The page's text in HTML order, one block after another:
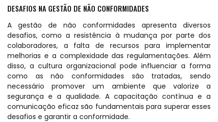
DESAFIOS NA GESTÃO DE NÃO CONFORMIDADES
A gestão de não conformidades apresenta diversos
desafios, como a resistência à mudança por parte dos
colaboradores, a falta de recursos para implementar
melhorias e a complexidade das regulamentações. Além
disso, a cultura organizacional pode influenciar a forma
como as não conformidades são tratadas, sendo
necessário promover um ambiente que valorize a
segurança e a qualidade. A capacitação contínua e a
comunicação eficaz são fundamentais para superar esses
desafios e garantir a conformidade.